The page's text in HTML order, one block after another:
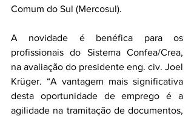
Comum do Sul (Mercosul).
A novidade é benéfica para os
profissionais do Sistema Confea/Crea,
na avaliação do presidente eng. civ. Joel
Krüger. “A vantagem mais significativa
desta oportunidade de emprego é a
agilidade na tramitação de documentos,